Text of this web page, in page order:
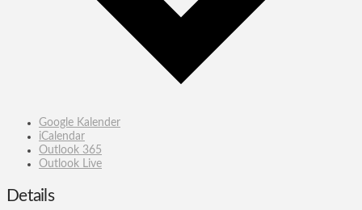
Google Kalender
iCalendar
Outlook 365
Outlook Live
Details